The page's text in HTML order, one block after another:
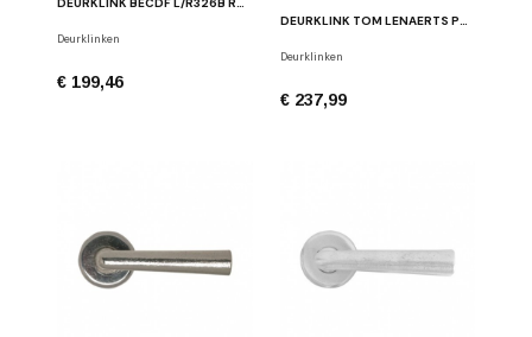
Deurklinken
€ 199,46
DEURKLINK TOM LENAERTS PH2017/50F RUW BRONS GEPOLIJST
Deurklinken
€ 237,99